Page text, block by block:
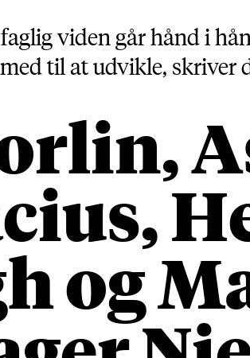
viden går hånd i
til at udvikle, skriver
og